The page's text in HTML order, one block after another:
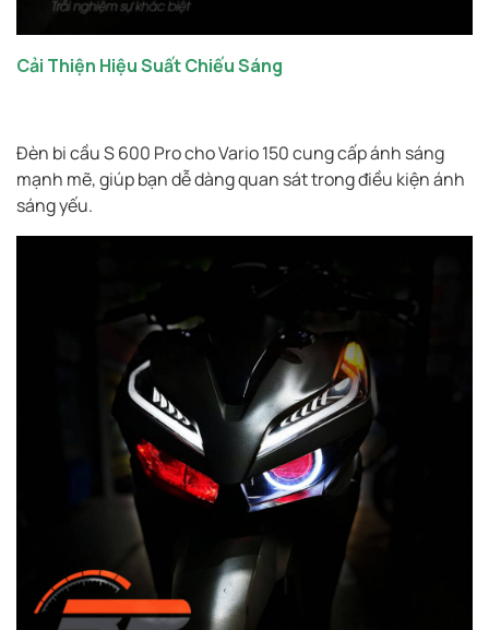
Cải Thiện Hiệu Suất Chiếu Sáng
Đèn bi cầu S 600 Pro cho Vario 150 cung cấp ánh sáng
mạnh mẽ, giúp bạn dễ dàng quan sát trong điều kiện ánh
sáng yếu.